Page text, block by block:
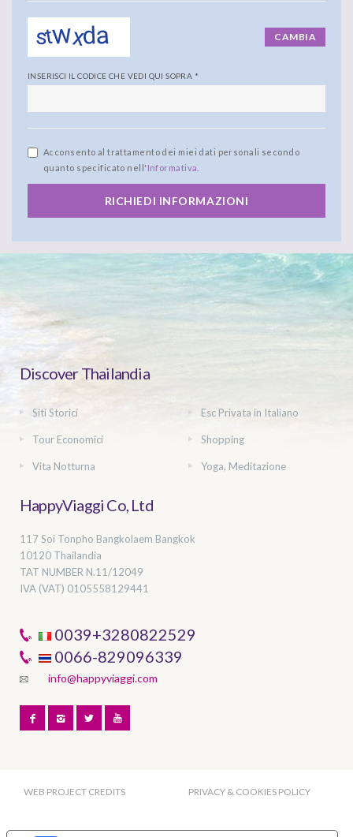
CAMBIA
INSERISCI IL CODICE CHE VEDI QUI SOPRA *
Acconsento al trattamento dei miei dati personali secondo
quanto specificato nell' Informativa
RICHIEDI INFORMAZIONI
Discover Thailandia
Siti Storici Esc Privata in Italiano
Tour Economici Shopping
Vita Notturna Yoga, Meditazione
HappyViaggi Co, Ltd
117 Soi Tonpho Bangkolaem Bangkok
10120 Thailandia
TAT NUMBER N.11/12049
IVA (VAT) 0105558129441
0039+3280822529
0066-829096339
info@happyviaggi.com
WEB PROJECT CREDITS PRIVACY & COOKIES POLICY